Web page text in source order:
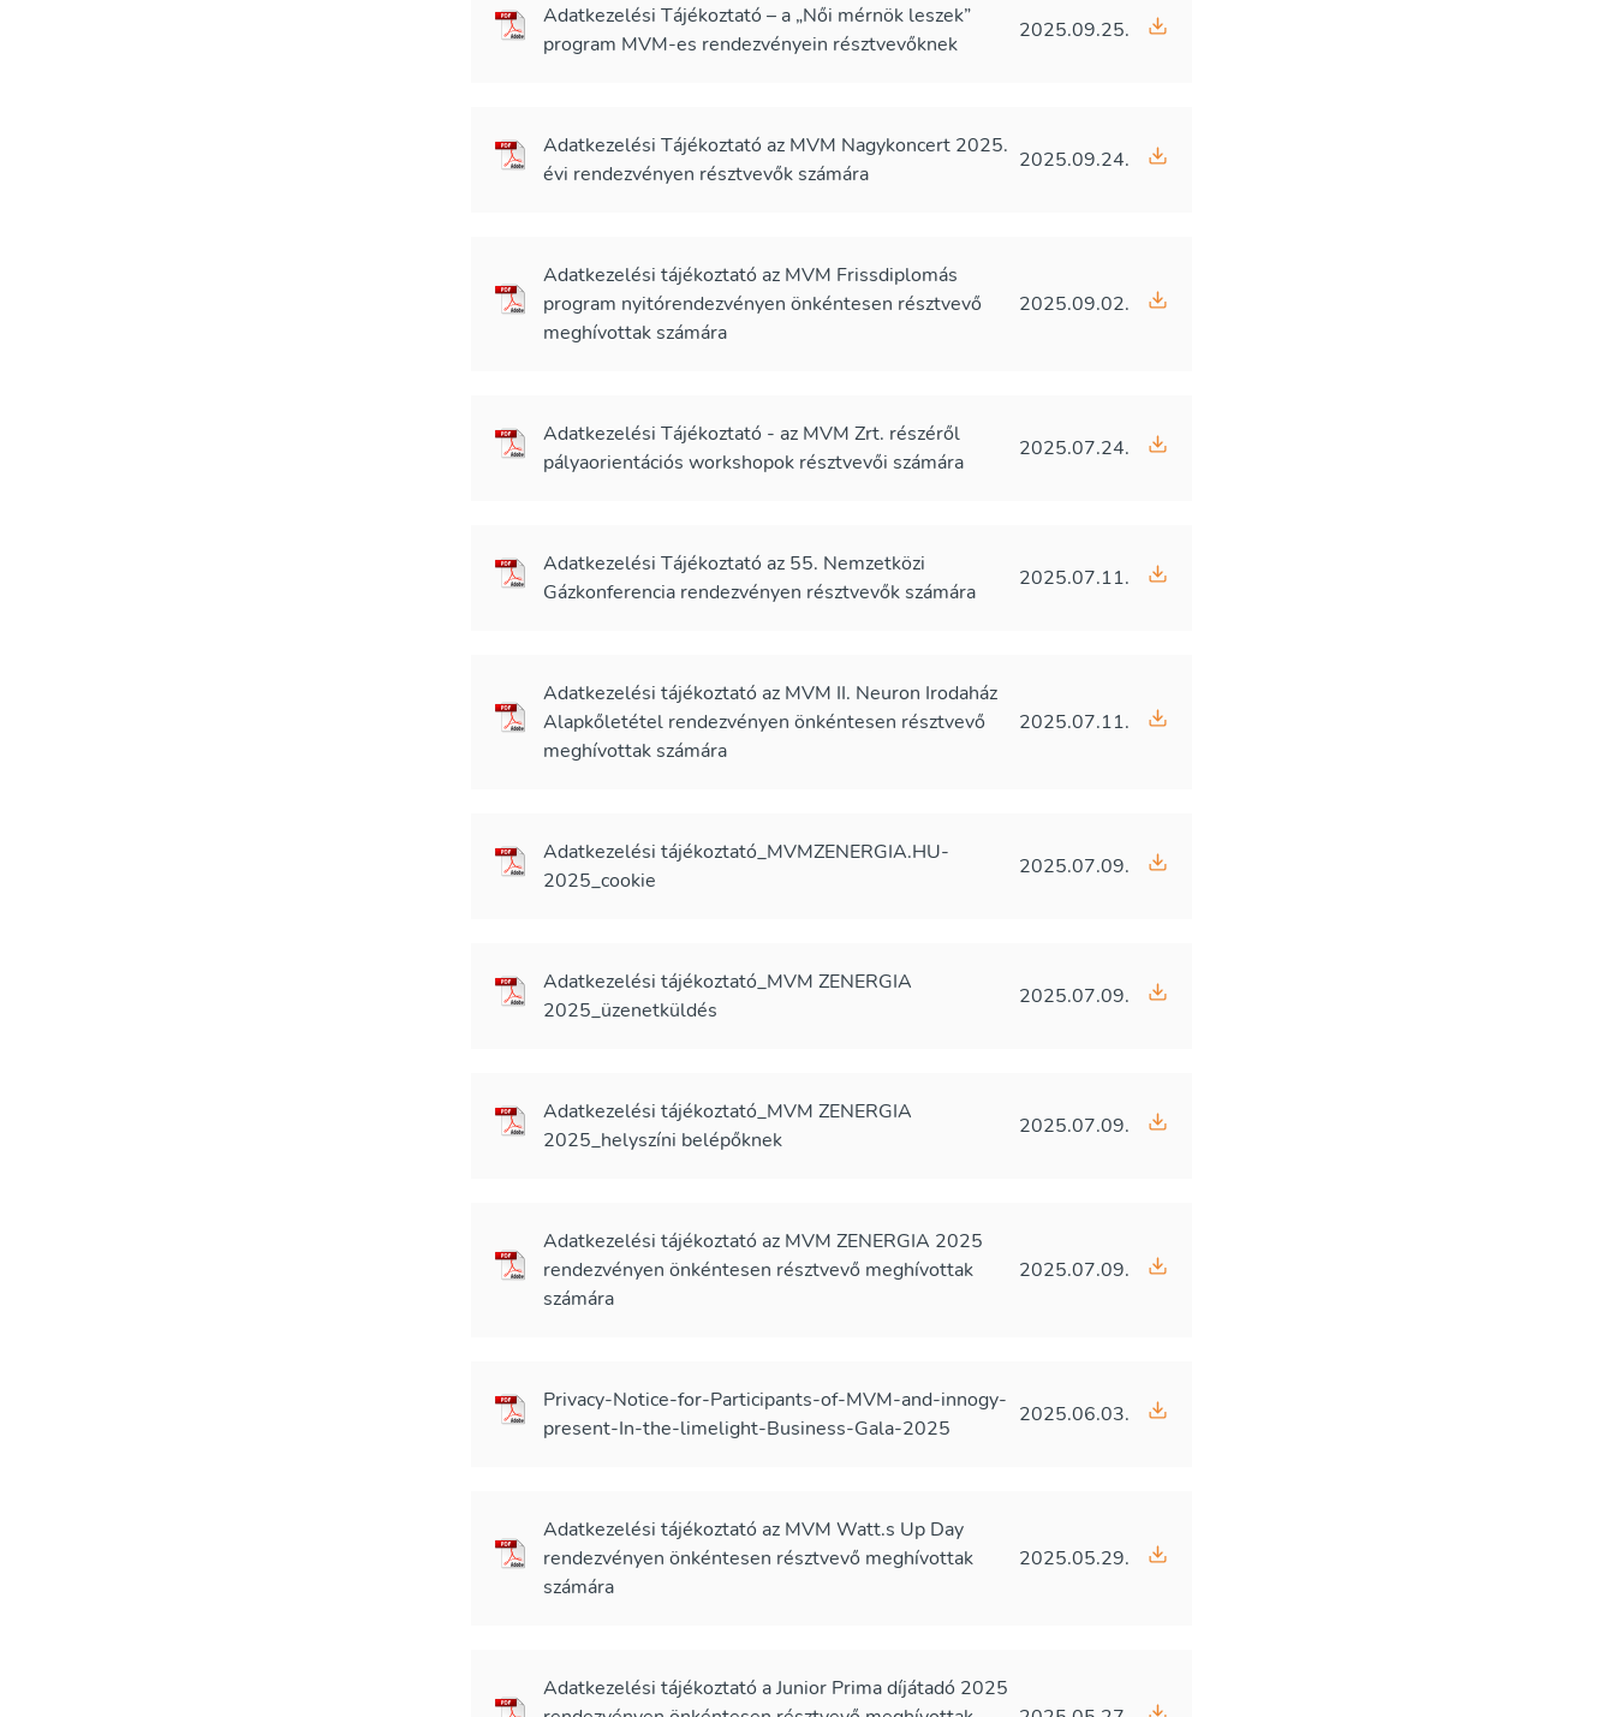
Adatkezelési Tájékoztató – a „Női mérnök leszek”
program MVM-es rendezvényein résztvevőknek
2025.09.25.
Adatkezelési Tájékoztató az MVM Nagykoncert 2025.
évi rendezvényen résztvevők számára
2025.09.24.
Adatkezelési tájékoztató az MVM Frissdiplomás
program nyitórendezvényen önkéntesen résztvevő
meghívottak számára
2025.09.02.
Adatkezelési Tájékoztató - az MVM Zrt. részéről
pályaorientációs workshopok résztvevői számára
2025.07.24.
Adatkezelési Tájékoztató az 55. Nemzetközi
Gázkonferencia rendezvényen résztvevők számára
2025.07.11.
Adatkezelési tájékoztató az MVM II. Neuron Irodaház
Alapkőletétel rendezvényen önkéntesen résztvevő
meghívottak számára
2025.07.11.
Adatkezelési tájékoztató_MVMZENERGIA.HU-
2025_cookie
2025.07.09.
Adatkezelési tájékoztató_MVM ZENERGIA
2025_üzenetküldés
2025.07.09.
Adatkezelési tájékoztató_MVM ZENERGIA
2025_helyszíni belépőknek
2025.07.09.
Adatkezelési tájékoztató az MVM ZENERGIA 2025
rendezvényen önkéntesen résztvevő meghívottak
számára
2025.07.09.
Privacy-Notice-for-Participants-of-MVM-and-innogy-
present-In-the-limelight-Business-Gala-2025
2025.06.03.
Adatkezelési tájékoztató az MVM Watt.s Up Day
rendezvényen önkéntesen résztvevő meghívottak
számára
2025.05.29.
Adatkezelési tájékoztató a Junior Prima díjátadó 2025